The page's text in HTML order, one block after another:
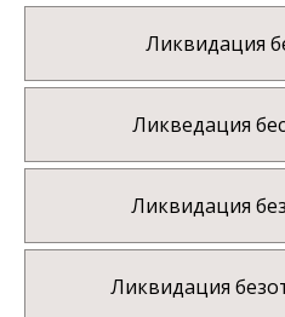
Ликвидация
Ликведация
Ликвидация
Ликвидация